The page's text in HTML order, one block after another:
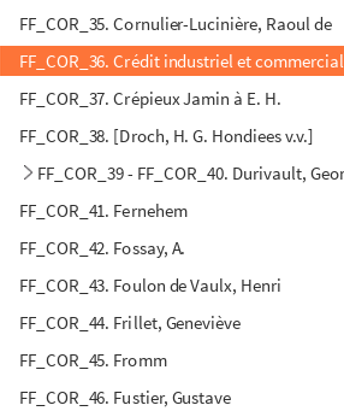
FF_COR_35. Cornulier-Lucinière, Raoul de
FF_COR_36. Crédit industriel et
FF_COR_37. Crépieux Jamin à E. H.
FF_COR_38. [Droch, H. G. Hondiees v.v.]
FF_COR_39 - FF_COR_40. Durivault,
FF_COR_41. Fernehem
FF_COR_42. Fossay, A.
FF_COR_43. Foulon de Vaulx, Henri
FF_COR_44. Frillet, Geneviève
FF_COR_45. Fromm
FF_COR_46. Fustier, Gustave